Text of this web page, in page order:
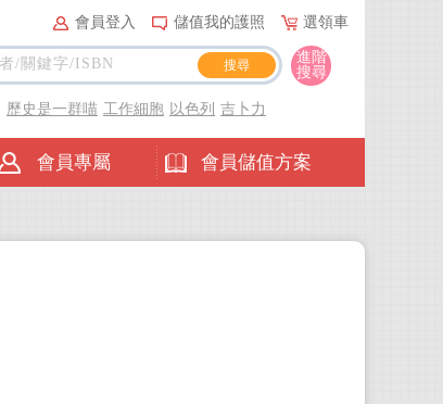
會員登入 儲值我的護照 選領車
會員專屬 會員儲值方案
進階
搜尋
歷史是一群喵 工作細胞 以色列 吉卜力